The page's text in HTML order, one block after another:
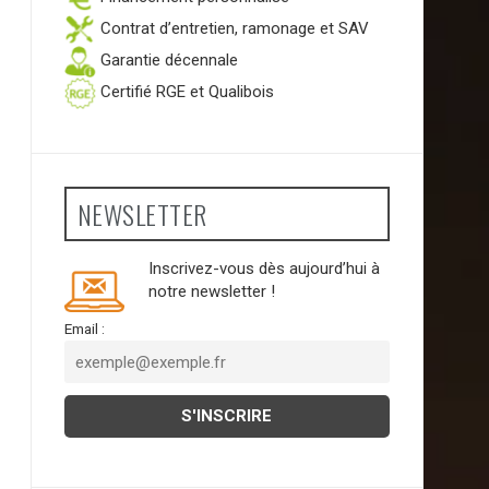
Contrat d’entretien, ramonage et SAV
Garantie décennale
Certifié RGE et Qualibois
NEWSLETTER
Inscrivez-vous dès aujourd’hui à
notre newsletter !
Email :